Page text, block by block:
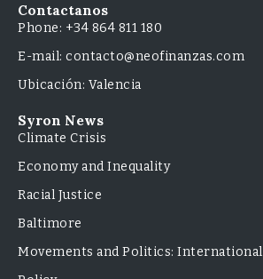
Contactanos
Phone: +34 864 811 180
E-mail: contacto@neofinanzas.com
Ubicación: Valencia
Syron News
Climate Crisis
Economy and Inequality
Racial Justice
Baltimore
Movements and Politics: International